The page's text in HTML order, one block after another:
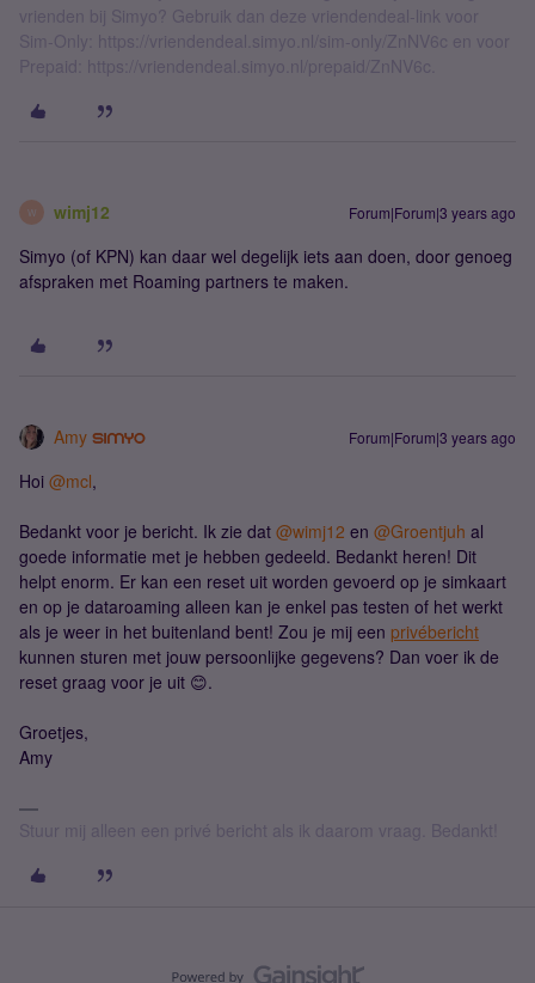
vrienden bij Simyo? Gebruik dan deze vriendendeal-link voor
Sim-Only: https://vriendendeal.simyo.nl/sim-only/ZnNV6c en voor
Prepaid: https://vriendendeal.simyo.nl/prepaid/ZnNV6c.
W wimj12 Forum|Forum|3 years ago
Simyo (of KPN) kan daar wel degelijk iets aan doen, door genoeg
afspraken met Roaming partners te maken.
Amy Forum|Forum|3 years ago
Hoi @mcl,
Bedankt voor je bericht. Ik zie dat @wimj12 en @Groentjuh al
goede informatie met je hebben gedeeld. Bedankt heren! Dit
helpt enorm. Er kan een reset uit worden gevoerd op je simkaart
en op je dataroaming alleen kan je enkel pas testen of het werkt
als je weer in het buitenland bent! Zou je mij een privébericht
kunnen sturen met jouw persoonlijke gegevens? Dan voer ik de
reset graag voor je uit 😊.
Groetjes,
Amy
Stuur mij alleen een privé bericht als ik daarom vraag. Bedankt!